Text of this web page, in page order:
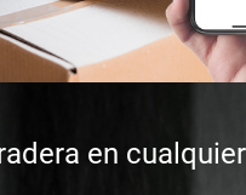
en